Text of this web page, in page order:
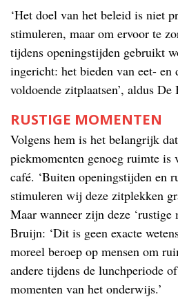
‘Het doel van het beleid is niet
stimuleren, maar om ervoor te
tijdens openingstijden gebruikt
ingericht: het bieden van eet-
voldoende zitplaatsen’, aldus De
RUSTIGE MOMENTEN
Volgens hem is het belangrijk
piekmomenten genoeg ruimte is
café. ‘Buiten openingstijden en
stimuleren wij deze zitplekken
Maar wanneer zijn deze ‘rustige
Bruijn: ‘Dit is geen exacte
moreel beroep op mensen om
andere tijdens de lunchperiode
momenten van het onderwijs.’